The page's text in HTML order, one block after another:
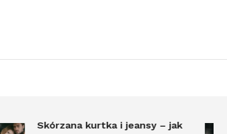
Skórzana kurtka i jeansy – jak